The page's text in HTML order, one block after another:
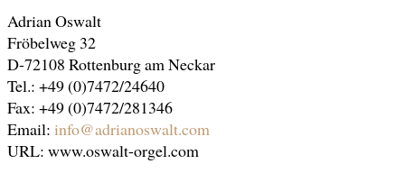
Adrian Oswalt
Fröbelweg 32
D-72108 Rottenburg am Neckar
Tel.: +49 (0)7472/24640
Fax: +49 (0)7472/281346
Email: info@adrianoswalt.com
URL: www.oswalt-orgel.com